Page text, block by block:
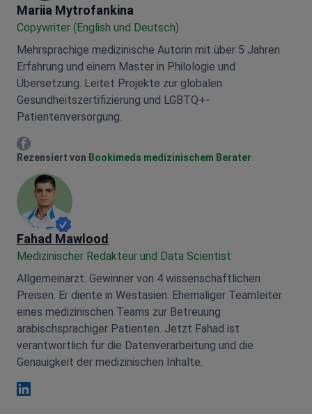
Mariia Mytrofankina
Mariia Mytrofankina
Copywriter (English und Deutsch)
Mehrsprachige medizinische Autorin mit über 5 Jahren
Erfahrung und einem Master in Philologie und
Übersetzung. Leitet Projekte zur globalen
Gesundheitszertifizierung und LGBTQ+-
Patientenversorgung.
Mariia Mytrofankina Facebook
Rezensiert von Bookimeds medizinischem Berater
Fahad Mawlood
Medizinischer Redakteur und Data Scientist
Allgemeinarzt. Gewinner von 4 wissenschaftlichen
Preisen. Er diente in Westasien. Ehemaliger Teamleiter
eines medizinischen Teams zur Betreuung
arabischsprachiger Patienten. Jetzt Fahad ist
verantwortlich für die Datenverarbeitung und die
Genauigkeit der medizinischen Inhalte.